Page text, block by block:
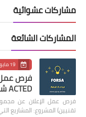
مشاركات عشوائية
المشاركات الشائعة
19 مايو 2022
فرص عمل
ACTED شمال سوريا
فرص عمل الإعلان عن
تقنيين) المشروع: المشاريع